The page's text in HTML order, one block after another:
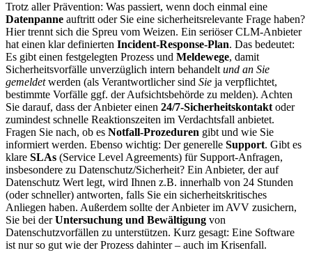
Trotz aller Prävention: Was passiert, wenn doch einmal eine
Datenpanne auftritt oder Sie eine sicherheitsrelevante Frage haben?
Hier trennt sich die Spreu vom Weizen. Ein seriöser CLM-Anbieter
hat einen klar definierten Incident-Response-Plan. Das bedeutet:
Es gibt einen festgelegten Prozess und Meldewege, damit
Sicherheitsvorfälle unverzüglich intern behandelt und an Sie
gemeldetwerden (als Verantwortlicher sind Sie ja verpflichtet,
bestimmte Vorfälle ggf. der Aufsichtsbehörde zu melden). Achten
Sie darauf, dass der Anbieter einen 24/7-Sicherheitskontakt oder
zumindest schnelle Reaktionszeiten im Verdachtsfall anbietet.
Fragen Sie nach, ob es Notfall-Prozeduren gibt und wie Sie
informiert werden. Ebenso wichtig: Der generelle Support. Gibt es
klare SLAs (Service Level Agreements) für Support-Anfragen,
insbesondere zu Datenschutz/Sicherheit? Ein Anbieter, der auf
Datenschutz Wert legt, wird Ihnen z.B. innerhalb von 24 Stunden
(oder schneller) antworten, falls Sie ein sicherheitskritisches
Anliegen haben. Außerdem sollte der Anbieter im AVV zusichern,
Sie bei derUntersuchung und Bewältigung von
Datenschutzvorfällen zu unterstützen. Kurz gesagt: Eine Software
ist nur so gut wie der Prozess dahinter – auch im Krisenfall.